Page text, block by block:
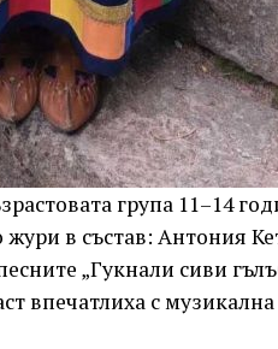
група 11–14
в състав: Антония
„Гукнали сиви
впечатлиха с